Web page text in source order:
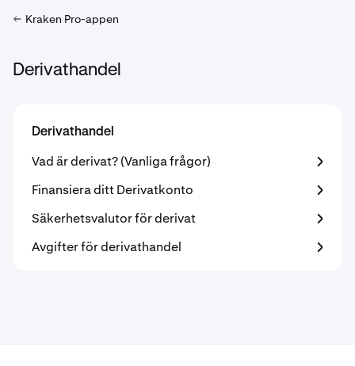
Kraken Pro-appen
Derivathandel
Derivathandel
Vad är derivat? (Vanliga frågor)
Finansiera ditt Derivatkonto
Säkerhetsvalutor för derivat
Avgifter för derivathandel